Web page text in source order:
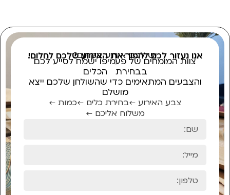
יש לכם אירוע בקרוב?
אנו נעזור לכם להפוך את האירוע שלכם לחלום!
צוות המומחים של פעמיפו ישמח לסייע לכם
בבחירת הכלים
והצבעים המתאימים כדי שהשולחן שלכם ייצא
מושלם
צבע האירוע ←בחירת כלים ←כמות ←
משלוח אליכם ←